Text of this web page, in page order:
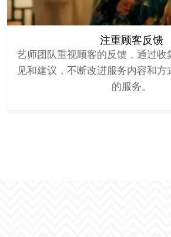
注重顾客反馈
艺师团队重视顾客的反馈，通过收
见和建议，不断改进服务内容和
的服务。